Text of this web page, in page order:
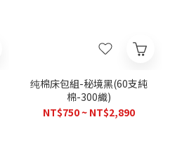
纯棉床包組-秘境黑(60支純
棉-300織)
NT$750 ~ NT$2,890